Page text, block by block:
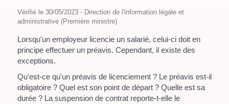
Vérifié le 30/05/2023 - Direction de l'information légale et
administrative (Première ministre)
Lorsqu'un employeur licencie un salarié, celui-ci doit en
principe effectuer un préavis. Cependant, il existe des
exceptions.
Qu'est-ce qu'un préavis de licenciement ? Le préavis est-il
obligatoire ? Quel est son point de départ ? Quelle est sa
durée ? La suspension de contrat reporte-t-elle le